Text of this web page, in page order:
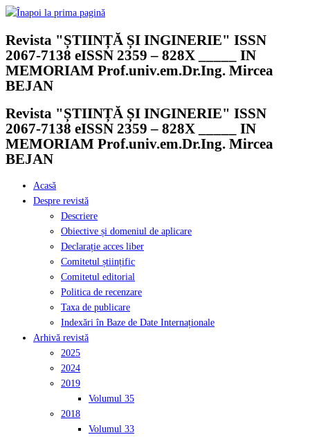
Skip
content
Revista "ȘTIINȚĂ ȘI INGINERIE" ISSN
2067-7138 eISSN 2359 – 828X _____ IN
MEMORIAM Prof.univ.em.Dr.Ing. Mircea
BEJAN
Revista "ȘTIINȚĂ ȘI INGINERIE" ISSN
2067-7138 eISSN 2359 – 828X _____ IN
MEMORIAM Prof.univ.em.Dr.Ing. Mircea
BEJAN
Acasă
Despre revistă
Descriere
Obiective și domeniul de aplicare
Declarație acces liber
Comitetul științific
Comitetul editorial
Politica de recenzare
Taxa de publicare
Indexări în Baze de Date Internaționale
Arhivă revistă
2025
2024
2019
Volumul 35
2018
Volumul 33